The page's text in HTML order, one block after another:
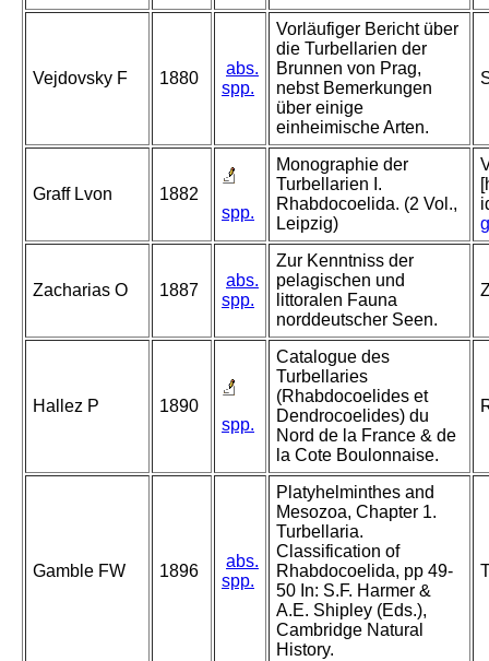
Vejdovsky F 1880
abs.
spp.
Vorläufiger Bericht über
die Turbellarien der
Brunnen von Prag,
nebst Bemerkungen
über einige
einheimische Arten.
Graff Lvon
1882
spp.
Monographie der
Turbellarien I.
Rhabdocoelida. (2 Vol.,
Leipzig)
Zacharias O 1887
abs.
spp.
Zur Kenntniss der
pelagischen und
littoralen Fauna
norddeutscher Seen.
Hallez P
1890
spp.
Catalogue des
Turbellaries
(Rhabdocoelides et
Dendrocoelides) du
Nord de la France & de
la Cote Boulonnaise.
Gamble FW 1896
abs.
spp.
Platyhelminthes and
Mesozoa, Chapter 1.
Turbellaria.
Classification of
Rhabdocoelida, pp 49-
50 In: S.F. Harmer &
A.E. Shipley (Eds.),
Cambridge Natural
History.